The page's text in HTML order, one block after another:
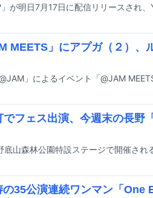
MEETS」にアプガ（２）、
フェス出演、今週末の長野
35公演連続ワンマン「One